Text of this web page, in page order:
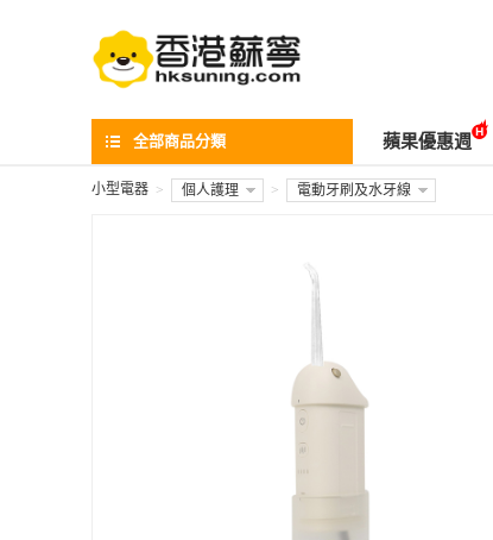
全部商品分類 蘋果優惠週
小型電器 > 個人護理 > 電動牙刷及水牙線